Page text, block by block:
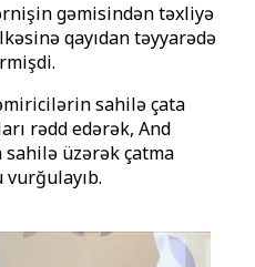
gəmisindən təxliyə
qayıdan təyyarədə
sahilə çata
rədd edərək, And
üzərək çatma
vurğulayıb.